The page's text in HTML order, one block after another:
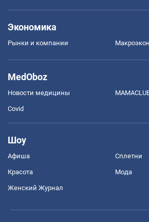
Экономика
Рынки и компании
MedOboz
Новости медицины
Covid
Шоу
Афиша Сплетни
Красота Мода
Женский Журнал